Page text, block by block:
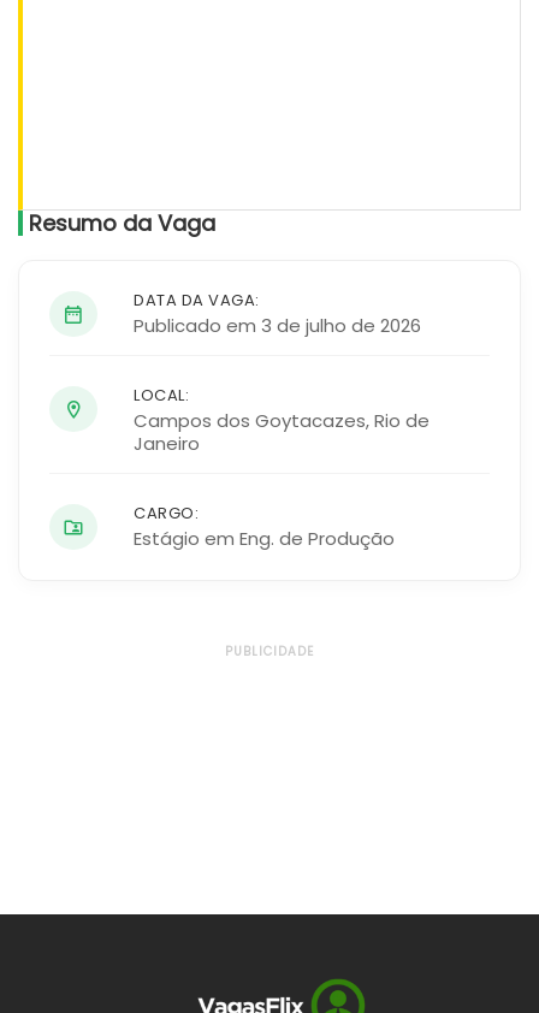
Resumo da Vaga
DATA DA VAGA:
Publicado em 3 de julho de 2026
LOCAL:
Campos dos Goytacazes,Rio de
Janeiro
CARGO:
Estágio em Eng. de Produção
PUBLICIDADE